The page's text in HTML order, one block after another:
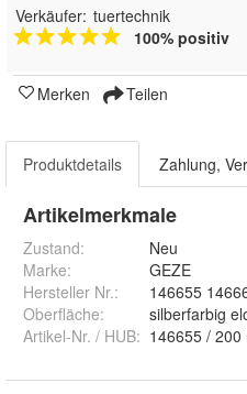
Verkäufer: tuertechnik
100% positiv
Merken Teilen
Produktdetails Zahlung,
Artikelmerkmale
Zustand:
Neu
Marke:
GEZE
Hersteller Nr.:
146655
Oberfläche:
Artikel-Nr. / HUB: